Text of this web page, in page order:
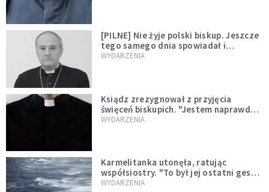
[PILNE] Nie żyje polski biskup. Jeszcze
tego samego dnia spowiadał i
sprawował Mszę świętą
WYDARZENIA
Ksiądz zrezygnował z przyjęcia
święceń biskupich. "Jestem naprawdę
niegodny"
WYDARZENIA
Karmelitanka utonęła, ratując
współsiostry. "To był jej ostatni gest
miłości"
WYDARZENIA